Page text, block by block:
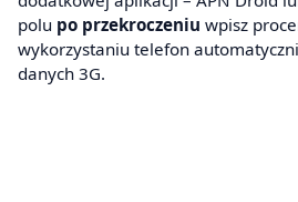
polu po przekroczeniu wpisz
wykorzystaniu telefon
danych 3G.